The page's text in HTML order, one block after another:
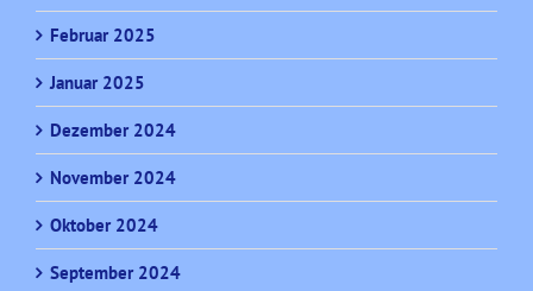
Februar 2025
Januar 2025
Dezember 2024
November 2024
Oktober 2024
September 2024